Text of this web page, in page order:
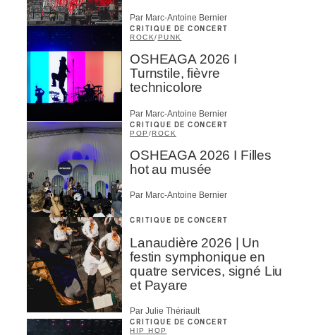
Par Marc-Antoine Bernier
CRITIQUE DE CONCERT
ROCK/PUNK
OSHEAGA 2026 I
Turnstile, fièvre
technicolore
Par Marc-Antoine Bernier
CRITIQUE DE CONCERT
POP /ROCK
OSHEAGA 2026 I Filles
hot au musée
Par Marc-Antoine Bernier
CRITIQUE DE CONCERT
Lanaudière 2026 | Un
festin symphonique en
quatre services, signé Liu
et Payare
Par Julie Thériault
CRITIQUE DE CONCERT
HIP HOP